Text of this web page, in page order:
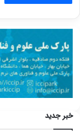
خبر جدید